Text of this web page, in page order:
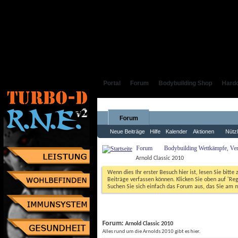
Portal Forum Bodybuilding Shop
Forum
Neue Beiträge Hilfe Kalender Aktionen
Forum Bodybuilding Wettkämpfe,
Arnold Classic 2010
Wenn dies Ihr erster Besuch hier ist, lesen Sie bitte
Beiträge verfassen können. Klicken Sie oben auf
Suchen Sie sich einfach das Forum aus, das Sie am
Forum: Arnold Classic 2010
Alles rund um die Arnolds 2010 gibt es hier.